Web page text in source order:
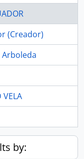
(Creador)
VELA
by: